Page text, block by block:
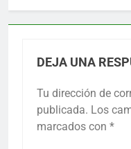
DEJA UNA
Tu dirección de
publicada. Los
marcados con *